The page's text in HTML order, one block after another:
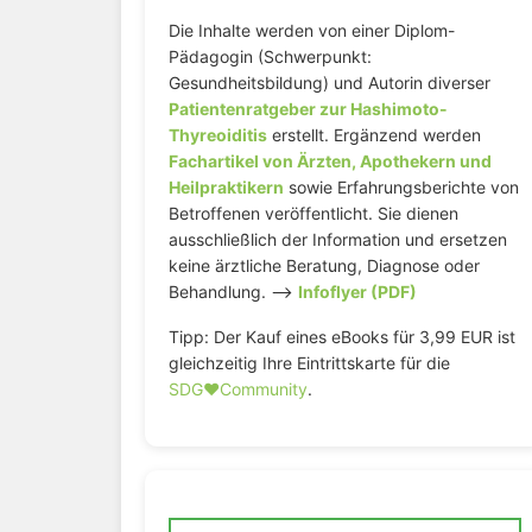
Die Inhalte werden von einer Diplom-
Pädagogin (Schwerpunkt:
Gesundheitsbildung) und Autorin diverser
Patientenratgeber zur Hashimoto-
Thyreoiditis erstellt. Ergänzend werden
Fachartikel von Ärzten, Apothekern und
Heilpraktikern sowie Erfahrungsberichte von
Betroffenen veröffentlicht. Sie dienen
ausschließlich der Information und ersetzen
keine ärztliche Beratung, Diagnose oder
Behandlung. –> Infoflyer (PDF)
Tipp: Der Kauf eines eBooks für 3,99 EUR ist
gleichzeitig Ihre Eintrittskarte für die
SDG♥️Community.